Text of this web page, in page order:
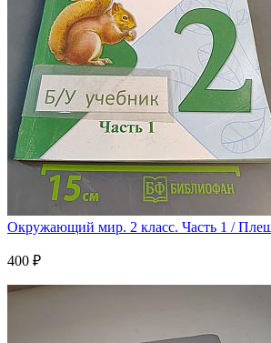
Окружающий мир. 2 класс. Часть 1 /
400 ₽